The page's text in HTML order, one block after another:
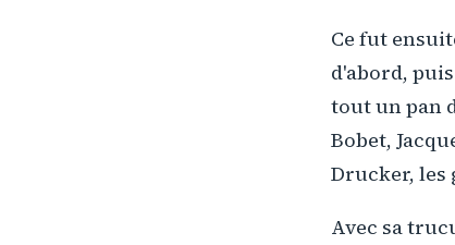
Ce fut
d'abord,
tout un pan
Bobet,
Drucker, les
Avec sa